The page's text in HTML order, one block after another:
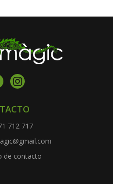
712 717
de contacto